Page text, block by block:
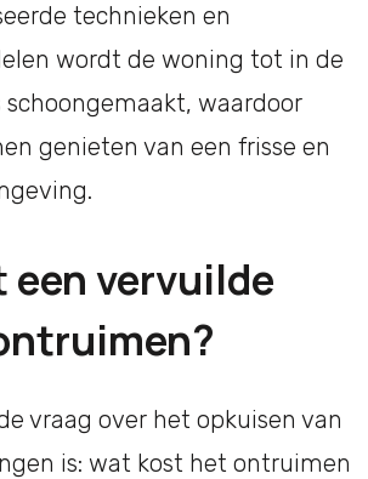
technieken en
wordt de woning tot in de
waardoor
genieten van een frisse en
een vervuilde
vraag over het opkuisen van
is: wat kost het ontruimen